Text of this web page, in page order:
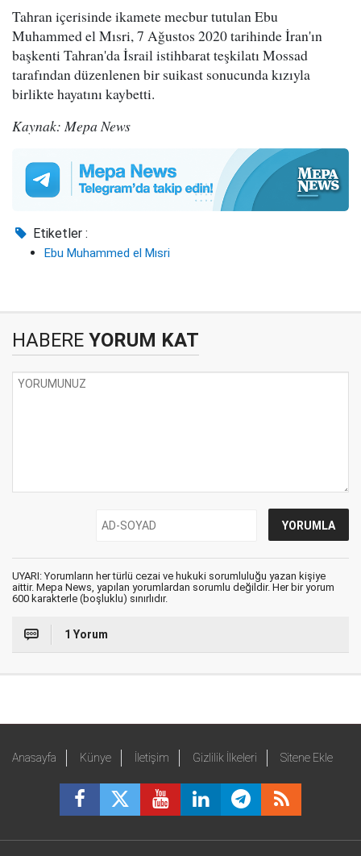
Tahran içerisinde ikamete mecbur tutulan Ebu
Muhammed el Mısri, 7 Ağustos 2020 tarihinde İran'ın
başkenti Tahran'da İsrail istihbarat teşkilatı Mossad
tarafından düzenlenen bir suikast sonucunda kızıyla
birlikte hayatını kaybetti.
Kaynak: Mepa News
Etiketler :
Ebu Muhammed el Mısri
HABERE YORUM KAT
UYARI: Yorumların her türlü cezai ve hukuki sorumluluğu yazan kişiye
aittir. Mepa News, yapılan yorumlardan sorumlu değildir. Her bir yorum
600 karakterle (boşluklu) sınırlıdır.
1 Yorum
Anasayfa Künye İletişim Gizlilik İlkeleri Sitene Ekle